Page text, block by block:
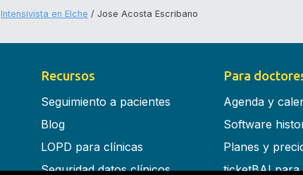
Intensivista en Elche Jose Acosta Escribano
Recursos
Seguimiento a pacientes
Blog
LOPD para clínicas
Seguridad datos clínicos
Para
Agenda y
Software
Planes y
ticketBAI para